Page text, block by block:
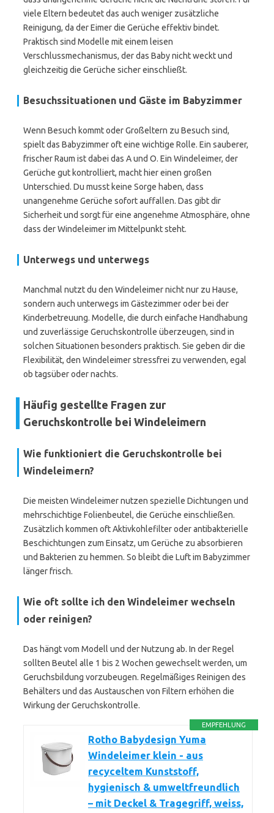
viele Eltern bedeutet das auch weniger zusätzliche
Reinigung, da der Eimer die Gerüche effektiv bindet.
Praktisch sind Modelle mit einem leisen
Verschlussmechanismus, der das Baby nicht weckt und
gleichzeitig die Gerüche sicher einschließt.
Besuchssituationen und Gäste im Babyzimmer
Wenn Besuch kommt oder Großeltern zu Besuch sind,
spielt das Babyzimmer oft eine wichtige Rolle. Ein sauberer,
frischer Raum ist dabei das A und O. Ein Windeleimer, der
Gerüche gut kontrolliert, macht hier einen großen
Unterschied. Du musst keine Sorge haben, dass
unangenehme Gerüche sofort auffallen. Das gibt dir
Sicherheit und sorgt für eine angenehme Atmosphäre, ohne
dass der Windeleimer im Mittelpunkt steht.
Unterwegs und unterwegs
Manchmal nutzt du den Windeleimer nicht nur zu Hause,
sondern auch unterwegs im Gästezimmer oder bei der
Kinderbetreuung. Modelle, die durch einfache Handhabung
und zuverlässige Geruchskontrolle überzeugen, sind in
solchen Situationen besonders praktisch. Sie geben dir die
Flexibilität, den Windeleimer stressfrei zu verwenden, egal
ob tagsüber oder nachts.
Häufig gestellte Fragen zur
Geruchskontrolle bei Windeleimern
Wie funktioniert die Geruchskontrolle bei
Windeleimern?
Die meisten Windeleimer nutzen spezielle Dichtungen und
mehrschichtige Folienbeutel, die Gerüche einschließen.
Zusätzlich kommen oft Aktivkohlefilter oder antibakterielle
Beschichtungen zum Einsatz, um Gerüche zu absorbieren
und Bakterien zu hemmen. So bleibt die Luft im Babyzimmer
länger frisch.
Wie oft sollte ich den Windeleimer wechseln
oder reinigen?
Das hängt vom Modell und der Nutzung ab. In der Regel
sollten Beutel alle 1 bis 2 Wochen gewechselt werden, um
Geruchsbildung vorzubeugen. Regelmäßiges Reinigen des
Behälters und das Austauschen von Filtern erhöhen die
Wirkung der Geruchskontrolle.
EMPFEHLUNG
Rotho Babydesign Yuma
Windeleimer klein - aus
recyceltem Kunststoff,
hygienisch & umweltfreundlich
– mit Deckel & Tragegriff, weiss,